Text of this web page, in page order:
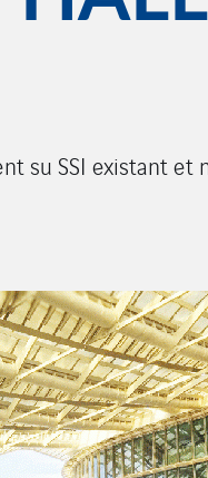
su SSI existant et